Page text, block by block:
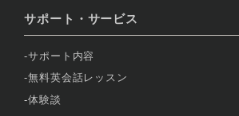
サポート・サービス
サポート内容
無料英会話レッスン
体験談